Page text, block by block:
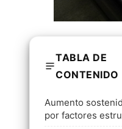
TABLA DE
CONTENIDO
Aumento
por factores